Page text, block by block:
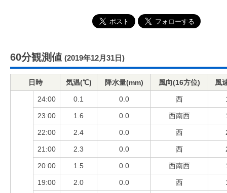
60分観測値 (2019年12月31日)
日時 気温(℃) 降水量(mm) 風向(16方位) 風
24:00 0.1 0.0 西
23:00 1.6 0.0 西南西
22:00 2.4 0.0 西
21:00 2.3 0.0 西
20:00 1.5 0.0 西南西
19:00 2.0 0.0 西